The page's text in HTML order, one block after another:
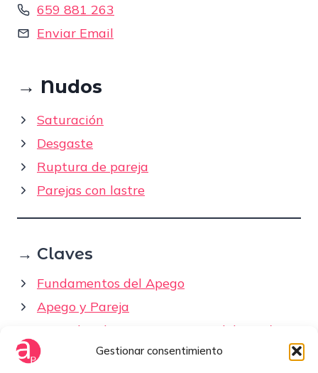
Gestionar consentimiento
659 881 263
Enviar Email
→ Nudos
Saturación
Desgaste
Ruptura de pareja
Parejas con lastre
→ Claves
Fundamentos del Apego
Apego y Pareja
Entender el apego no te saca del patrón
Cómo elegir pareja